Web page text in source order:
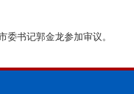
书记郭金龙参加审议。